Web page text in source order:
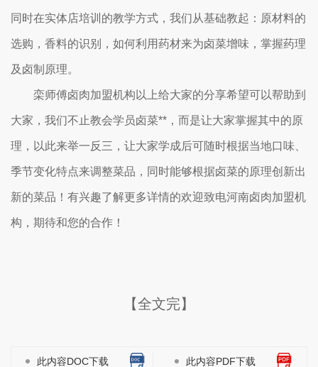
同时在实体店培训的教学方式，我们从基础教起：原材料的
选购，香料的识别，如何利用药材来为卤菜增味，掌握药理
及卤制原理。
栾师傅卤肉加盟机构以上给大家的分享希望可以帮助到
大家，我们不止教会学员卤菜**，而是让大家掌握其中的原
理，以此来举一反三，让大家学成后可随时根据当地口味、
季节变化特点来调整菜品，同时能够根据卤菜的原理创新出
新的菜品！有兴趣了解更多详情的欢迎致电河南卤肉加盟机
构，期待和您的合作！
【全文完】
此内容DOC下载 此内容PDF下载